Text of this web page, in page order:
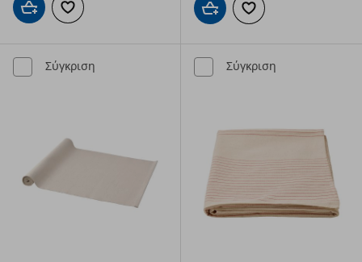
Προσθήκη στο καλάθι
Προσθήκη στα αγαπημένα Προσθήκη στο καλάθι
Προσθήκη στα
Σύγκριση Σύγκριση